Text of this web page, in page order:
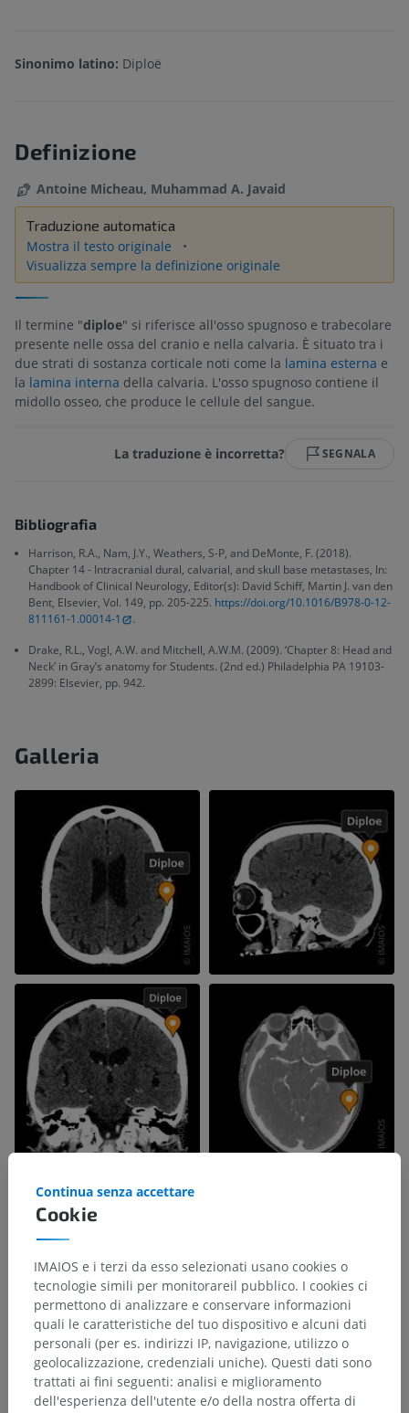
Sinonimo latino: Diploë
Definizione
Antoine Micheau, Muhammad A. Javaid
Traduzione automatica
Mostra il testo originale
Visualizza sempre la definizione originale
Il termine "diploe" si riferisce all'osso spugnoso e trabecolare
presente nelle ossa del cranio e nella calvaria. È situato tra i
due strati di sostanza corticale noti come la lamina esterna e
la lamina interna della calvaria. L'osso spugnoso contiene il
midollo osseo, che produce le cellule del sangue.
La traduzione è incorretta? SEGNALA
Bibliografia
Harrison, R.A., Nam, J.Y., Weathers, S-P, and DeMonte, F. (2018).
Chapter 14 - Intracranial dural, calvarial, and skull base metastases, In:
Handbook of Clinical Neurology, Editor(s): David Schiff, Martin J. van den
Bent, Elsevier, Vol. 149, pp. 205-225. https://doi.org/10.1016/B978-0-12-
811161-1.00014-1
.
Drake, R.L., Vogl, A.W. and Mitchell, A.W.M. (2009). ‘Chapter 8: Head and
Neck’ in Gray’s anatomy for Students. (2nd ed.) Philadelphia PA 19103-
2899: Elsevier, pp. 942.
Galleria
Cookie
Continua senza accettare
IMAIOS e i terzi da esso selezionati usano cookies o
tecnologie simili per monitorareil pubblico. I cookies ci
permettono di analizzare e conservare informazioni
quali le caratteristiche del tuo dispositivo e alcuni dati
personali (per es. indirizzi IP, navigazione, utilizzo o
geolocalizzazione, credenziali uniche). Questi dati sono
trattati ai fini seguenti: analisi e miglioramento
dell'esperienza dell'utente e/o della nostra offerta di